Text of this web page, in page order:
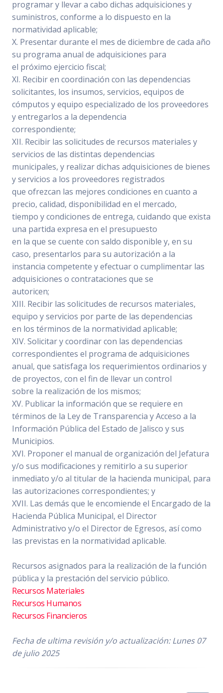
programar y llevar a cabo dichas adquisiciones y
suministros, conforme a lo dispuesto en la
normatividad aplicable;
X. Presentar durante el mes de diciembre de cada año
su programa anual de adquisiciones para
el próximo ejercicio fiscal;
XI. Recibir en coordinación con las dependencias
solicitantes, los insumos, servicios, equipos de
cómputos y equipo especializado de los proveedores
y entregarlos a la dependencia
correspondiente;
XII. Recibir las solicitudes de recursos materiales y
servicios de las distintas dependencias
municipales, y realizar dichas adquisiciones de bienes
y servicios a los proveedores registrados
que ofrezcan las mejores condiciones en cuanto a
precio, calidad, disponibilidad en el mercado,
tiempo y condiciones de entrega, cuidando que exista
una partida expresa en el presupuesto
en la que se cuente con saldo disponible y, en su
caso, presentarlos para su autorización a la
instancia competente y efectuar o cumplimentar las
adquisiciones o contrataciones que se
autoricen;
XIII. Recibir las solicitudes de recursos materiales,
equipo y servicios por parte de las dependencias
en los términos de la normatividad aplicable;
XIV. Solicitar y coordinar con las dependencias
correspondientes el programa de adquisiciones
anual, que satisfaga los requerimientos ordinarios y
de proyectos, con el fin de llevar un control
sobre la realización de los mismos;
XV. Publicar la información que se requiere en
términos de la Ley de Transparencia y Acceso a la
Información Pública del Estado de Jalisco y sus
Municipios.
XVI. Proponer el manual de organización del Jefatura
y/o sus modificaciones y remitirlo a su superior
inmediato y/o al titular de la hacienda municipal, para
las autorizaciones correspondientes; y
XVII. Las demás que le encomiende el Encargado de la
Hacienda Pública Municipal, el Director
Administrativo y/o el Director de Egresos, así como
las previstas en la normatividad aplicable.
Recursos asignados para la realización de la función
pública y la prestación del servicio público.
Recursos Materiales
Recursos Humanos
Recursos Financieros
Fecha de ultima revisión y/o actualización: Lunes 07
de julio 2025